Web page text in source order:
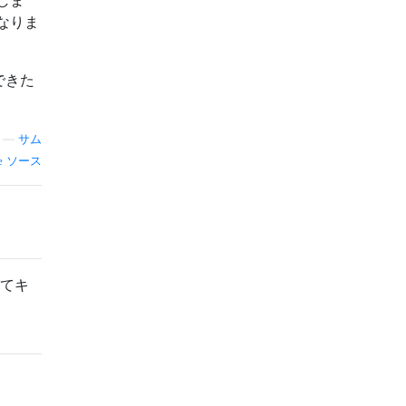
りま
きた
サム
ソース
キ